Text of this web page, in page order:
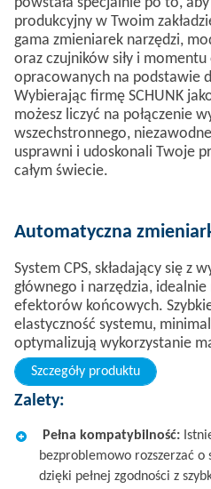
produkcyjny w Twoim
gama zmieniarek narzędzi,
oraz czujników siły i
opracowanych na podstawie
Wybierając firmę SCHUNK
możesz liczyć na połączenie
wszechstronnego,
usprawni i udoskonali Twoje
całym świecie.
Automatyczna
System CPS, składający się z
głównego i narzędzia,
efektorów końcowych.
elastyczność systemu,
optymalizują wykorzystanie
Szczegóły produktu
Zalety:
Pełna kompatybilność:
bezproblemowo rozszerzać o
dzięki pełnej zgodności z